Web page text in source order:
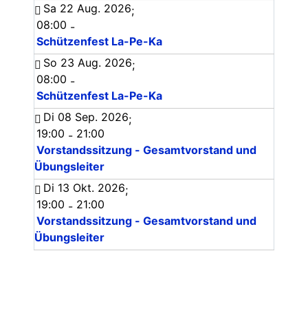
Sa 22 Aug. 2026;
08:00 -
Schützenfest La-Pe-Ka
So 23 Aug. 2026;
08:00 -
Schützenfest La-Pe-Ka
Di 08 Sep. 2026;
19:00 - 21:00
Vorstandssitzung - Gesamtvorstand und
Übungsleiter
Di 13 Okt. 2026;
19:00 - 21:00
Vorstandssitzung - Gesamtvorstand und
Übungsleiter